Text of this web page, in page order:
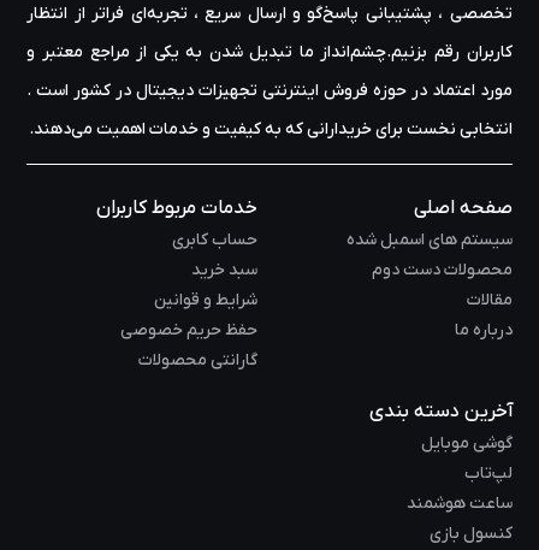
تخصصی ، پشتیبانی پاسخ‌گو و ارسال سریع ، تجربه‌ای فراتر از انتظار
کاربران رقم بزنیم.چشم‌انداز ما تبدیل شدن به یکی از مراجع معتبر و
مورد اعتماد در حوزه‌ فروش اینترنتی تجهیزات دیجیتال در کشور است .
انتخابی نخست برای خریدارانی که به کیفیت و خدمات اهمیت می‌دهند.
صفحه اصلی
سیستم های اسمبل شده
محصولات دست دوم
مقالات
درباره ما
خدمات مربوط کاربران
حساب کابری
سبد خرید
شرایط و قوانین
حفظ حریم خصوصی
گارانتی محصولات
آخرین دسته بندی
گوشی موبایل
لپ‌تاب
ساعت هوشمند
کنسول بازی